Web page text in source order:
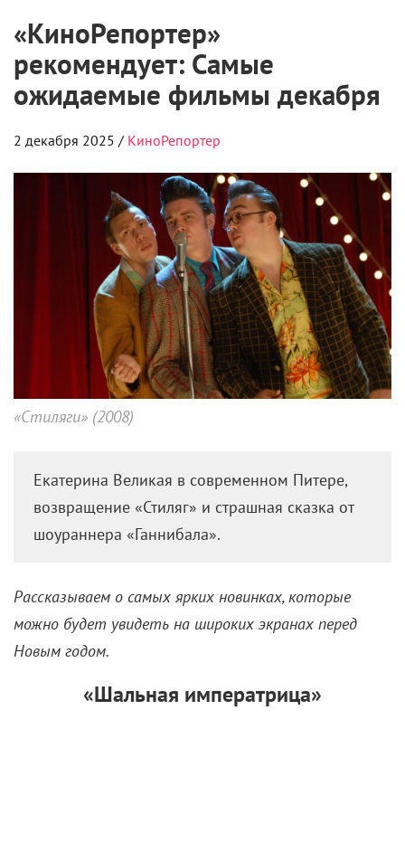
«КиноРепортер»
рекомендует: Самые
ожидаемые фильмы декабря
2 декабря 2025 / КиноРепортер
«Стиляги» (2008)
Екатерина Великая в современном Питере,
возвращение «Стиляг» и страшная сказка от
шоураннера «Ганнибала».
Рассказываем о самых ярких новинках, которые
можно будет увидеть на широких экранах перед
Новым годом.
«Шальная императрица»